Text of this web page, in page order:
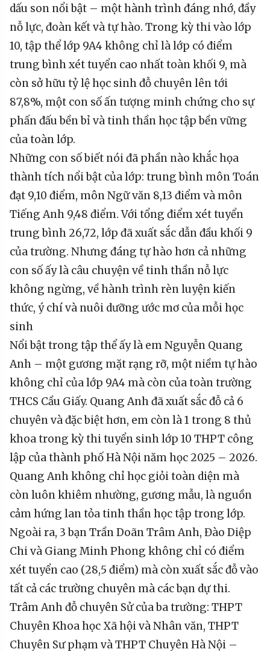
dấu son nổi bật – một hành trình đáng nhớ, đầy
nỗ lực, đoàn kết và tự hào. Trong kỳ thi vào lớp
10, tập thể lớp 9A4 không chỉ là lớp có điểm
trung bình xét tuyển cao nhất toàn khối 9, mà
còn sở hữu tỷ lệ học sinh đỗ chuyên lên tới
87,8%, một con số ấn tượng minh chứng cho sự
phấn đấu bền bỉ và tinh thần học tập bền vững
của toàn lớp.
Những con số biết nói đã phần nào khắc họa
thành tích nổi bật của lớp: trung bình môn Toán
đạt 9,10 điểm, môn Ngữ văn 8,13 điểm và môn
Tiếng Anh 9,48 điểm. Với tổng điểm xét tuyển
trung bình 26,72, lớp đã xuất sắc dẫn đầu khối 9
của trường. Nhưng đáng tự hào hơn cả những
con số ấy là câu chuyện về tinh thần nỗ lực
không ngừng, về hành trình rèn luyện kiến
thức, ý chí và nuôi dưỡng ước mơ của mỗi học
sinh
Nổi bật trong tập thể ấy là em Nguyễn Quang
Anh – một gương mặt rạng rỡ, một niềm tự hào
không chỉ của lớp 9A4 mà còn của toàn trường
THCS Cầu Giấy. Quang Anh đã xuất sắc đỗ cả 6
chuyên và đặc biệt hơn, em còn là 1 trong 8 thủ
khoa trong kỳ thi tuyển sinh lớp 10 THPT công
lập của thành phố Hà Nội năm học 2025 – 2026.
Quang Anh không chỉ học giỏi toàn diện mà
còn luôn khiêm nhường, gương mẫu, là nguồn
cảm hứng lan tỏa tinh thần học tập trong lớp.
Ngoài ra, 3 bạn Trần Doãn Trâm Anh, Đào Diệp
Chi và Giang Minh Phong không chỉ có điểm
xét tuyển cao (28,5 điểm) mà còn xuất sắc đỗ vào
tất cả các trường chuyên mà các bạn dự thi.
Trâm Anh đỗ chuyên Sử của ba trường: THPT
Chuyên Khoa học Xã hội và Nhân văn, THPT
Chuyên Sư phạm và THPT Chuyên Hà Nội –